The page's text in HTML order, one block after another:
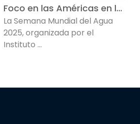
Foco en las Américas en la Semana Mundial del Agua 2025
La Semana Mundial del Agua
2025, organizada por el
Instituto ...